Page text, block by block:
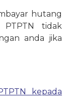
hutang
tidak
anda jika
kepada